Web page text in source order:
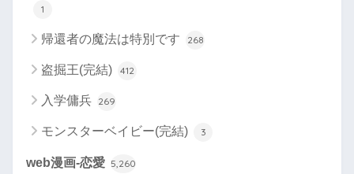
1
帰還者の魔法は特別です 268
盗掘王(完結) 412
入学傭兵 269
モンスターベイビー(完結) 3
web漫画-恋愛 5,260